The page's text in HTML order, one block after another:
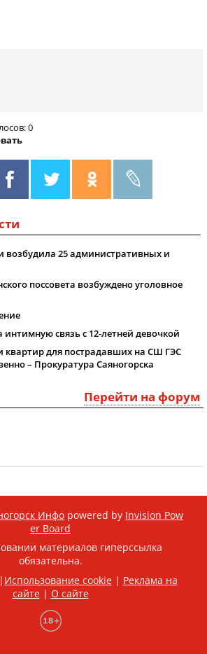
0
возбудила 25 административных и
поссовета возбуждено уголовное
интимную связь с 12-летней девочкой
квартир для пострадавших на СШ ГЭС
– Прокуратура Саяногорска
Перейти на форум
Инфо powered by Invision Pow
er Board
материалов гиперссылка
обязательна.
| Использование cookie| Реклама на
сайте| О сайте